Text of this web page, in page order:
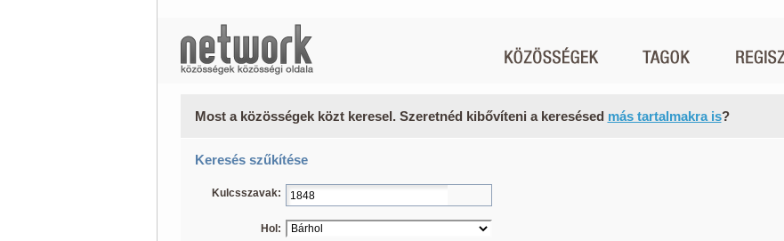
Most a közösségek közt keresel. Szeretnéd kibővíteni a keresésed más tartalmakra is?
Keresés szűkítése
Kulcsszavak:
Hol: